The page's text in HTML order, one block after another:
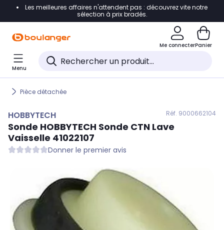
Accéder directement à la navigation
Accéder directement au pied de page
Accéder directement au chatbot
Les meilleures affaires n'attendent pas : découvrez vite notre
sélection à prix bradés.
Me connecterPanier
Menu
Pièce détachée
HOBBYTECH Réf. 9000662104
Sonde HOBBYTECH Sonde CTN Lave
Vaisselle 41022107
Donner le premier avis